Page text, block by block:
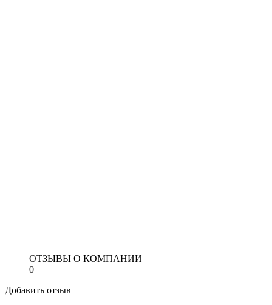
ОТЗЫВЫ О КОМПАНИИ
0
Добавить отзыв